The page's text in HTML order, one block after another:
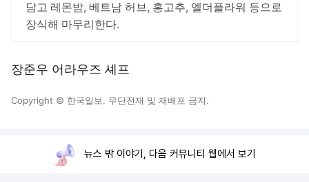
담고 레몬밤, 베트남 허브, 홍고추, 엘더플라워 등으로
장식해 마무리한다.
장준우 어라우즈 셰프
Copyright © 한국일보. 무단전재 및 재배포 금지.
뉴스 밖 이야기, 다음 커뮤니티 웹에서 보기